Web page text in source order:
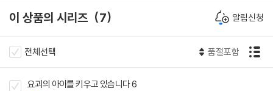
이 상품의 시리즈 7 알림신청
전체선택 품절포함
요괴의 아이를 키우고 있습니다 6